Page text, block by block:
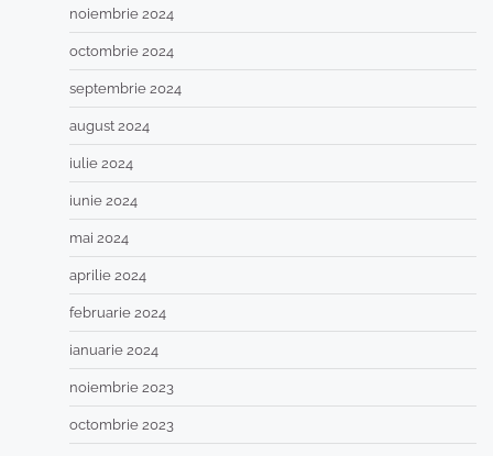
noiembrie 2024
octombrie 2024
septembrie 2024
august 2024
iulie 2024
iunie 2024
mai 2024
aprilie 2024
februarie 2024
ianuarie 2024
noiembrie 2023
octombrie 2023